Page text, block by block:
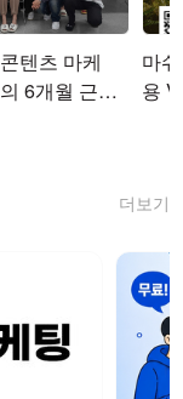
텐츠 마케
6개월 근무
마쉬
용
더보기